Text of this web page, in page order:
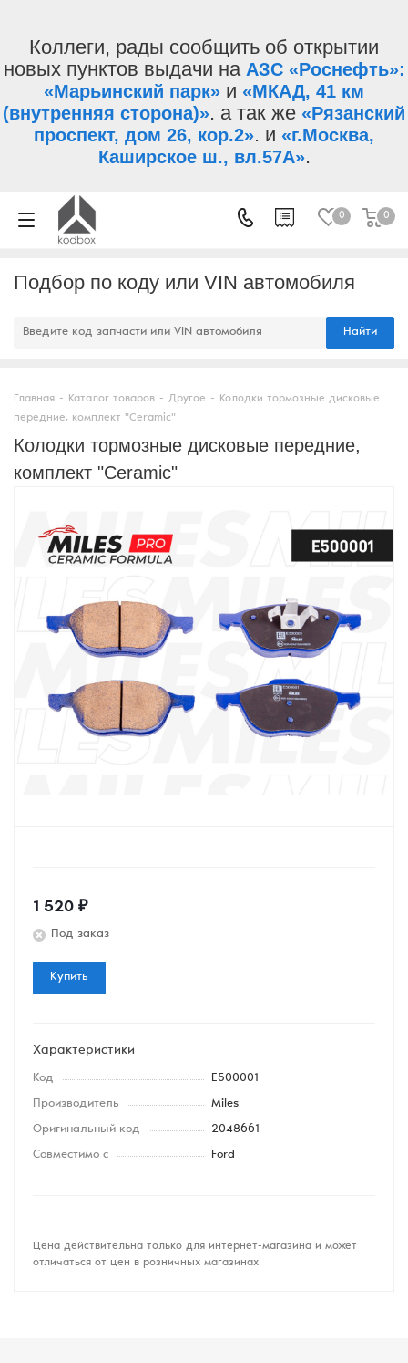
Коллеги, рады сообщить об открытии
новых пунктов выдачи на АЗС «Роснефть»:
«Марьинский парк» и «МКАД, 41 км
(внутренняя сторона)». а так же «Рязанский
проспект, дом 26, кор.2». и «г.Москва,
Каширское ш., вл.57А».
0 0
Подбор по коду или VIN автомобиля
Найти
Главная - Каталог товаров - Другое -
Колодки тормозные дисковые
передние, комплект "Ceramic"
Колодки тормозные дисковые передние,
комплект "Ceramic"
1 520 ₽
Под заказ
Купить
Характеристики
Код E500001
Производитель Miles
Оригинальный код 2048661
Совместимо с Ford
Цена действительна только для интернет-магазина и может
отличаться от цен в розничных магазинах